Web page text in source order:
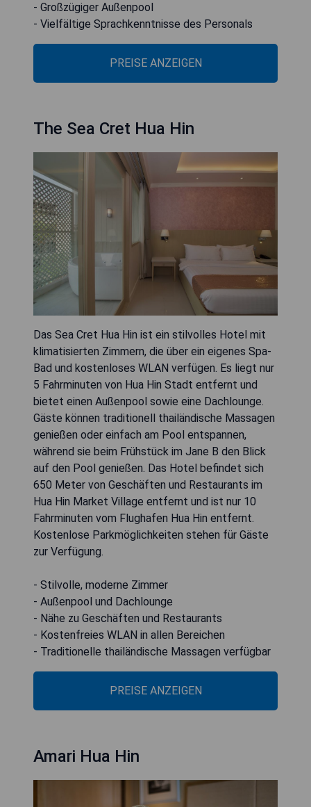
- Großzügiger Außenpool
- Vielfältige Sprachkenntnisse des Personals
PREISE ANZEIGEN
The Sea Cret Hua Hin
Das Sea Cret Hua Hin ist ein stilvolles Hotel mit
klimatisierten Zimmern, die über ein eigenes Spa-
Bad und kostenloses WLAN verfügen. Es liegt nur
5 Fahrminuten von Hua Hin Stadt entfernt und
bietet einen Außenpool sowie eine Dachlounge.
Gäste können traditionell thailändische Massagen
genießen oder einfach am Pool entspannen,
während sie beim Frühstück im Jane B den Blick
auf den Pool genießen. Das Hotel befindet sich
650 Meter von Geschäften und Restaurants im
Hua Hin Market Village entfernt und ist nur 10
Fahrminuten vom Flughafen Hua Hin entfernt.
Kostenlose Parkmöglichkeiten stehen für Gäste
zur Verfügung.
- Stilvolle, moderne Zimmer
- Außenpool und Dachlounge
- Nähe zu Geschäften und Restaurants
- Kostenfreies WLAN in allen Bereichen
- Traditionelle thailändische Massagen verfügbar
PREISE ANZEIGEN
Amari Hua Hin